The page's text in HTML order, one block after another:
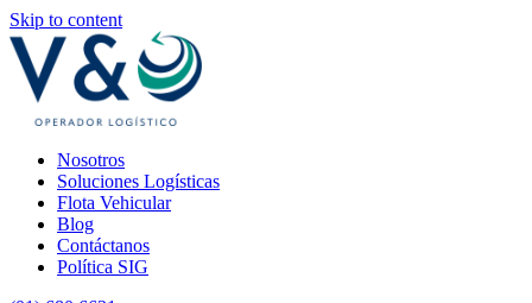
Skip to content
Nosotros
Soluciones Logísticas
Flota Vehicular
Blog
Contáctanos
Política SIG